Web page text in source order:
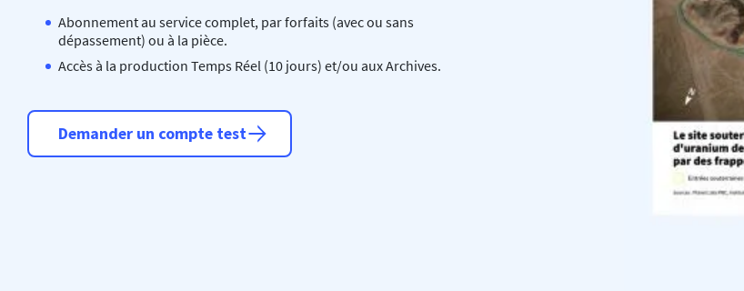
Abonnement au service complet, par forfaits (avec ou sans
dépassement) ou à la pièce.
Accès à la production Temps Réel (10 jours) et/ou aux Archives.
Demander un compte test